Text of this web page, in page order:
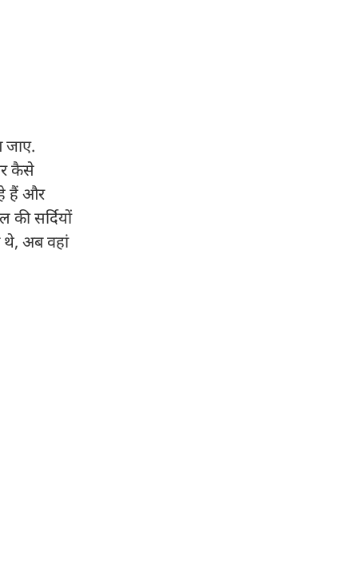
जाए.
कैसे
हैं और
सर्दियों
अब वहां